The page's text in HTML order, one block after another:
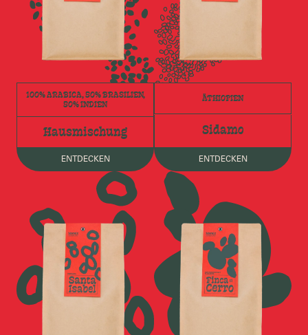
100% ARABICA, 50% BRASILIEN,
50% INDIEN
Hausmischung
ENTDECKEN
ÄTHIOPIEN
Sidamo
ENTDECKEN